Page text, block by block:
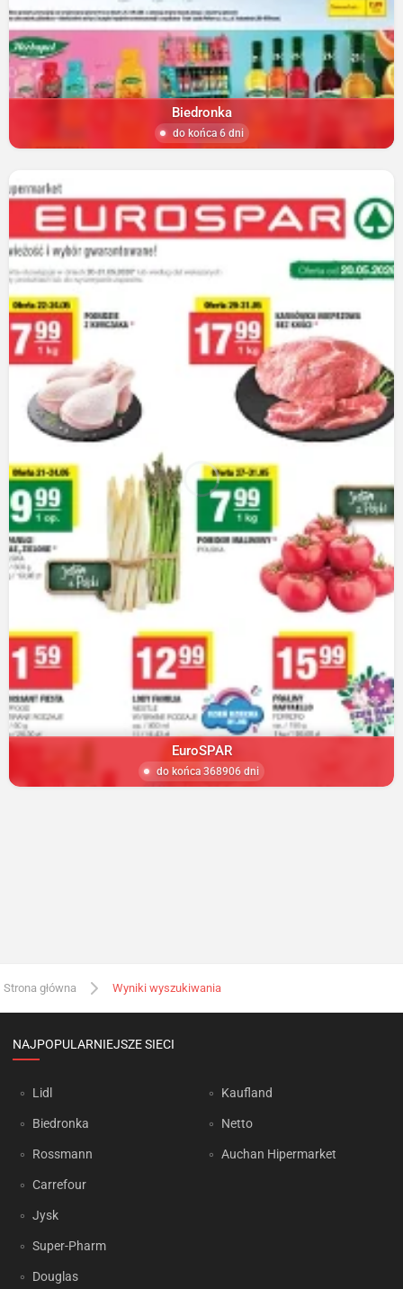
Biedronka
do końca 6 dni
EuroSPAR
do końca 368906 dni
Strona główna Wyniki wyszukiwania
NAJPOPULARNIEJSZE SIECI
Lidl
Biedronka
Rossmann
Carrefour
Jysk
Super-Pharm
Douglas
Kaufland
Netto
Auchan Hipermarket